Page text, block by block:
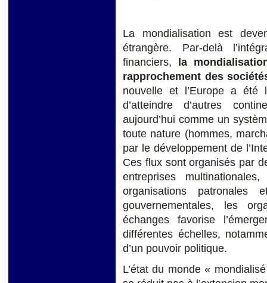
La mondialisation est
étrangère. Par-delà
financiers,
la
rapprochement des
nouvelle et l’Europe a été
d’atteindre d’autres
aujourd’hui comme un
toute nature (hommes,
par le développement de
Ces flux sont organisés par
entreprises
organisations patronales
gouvernementales, les
échanges favorise
différentes échelles,
d’un pouvoir politique.
L’état du monde «